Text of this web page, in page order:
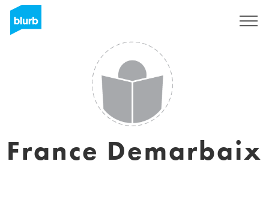
France Demarbaix